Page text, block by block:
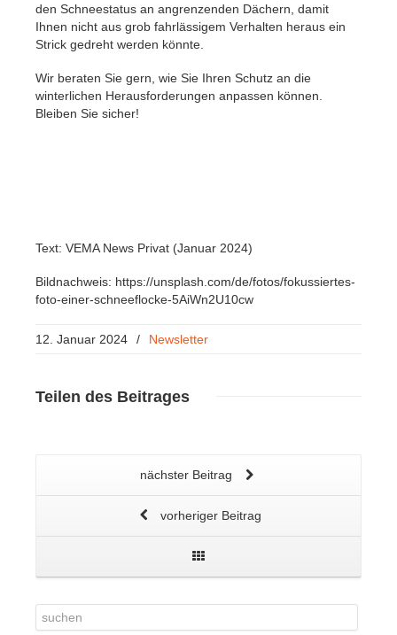
den Schneestatus an angrenzenden Dächern, damit
Ihnen nicht aus grob fahrlässigem Verhalten heraus ein
Strick gedreht werden könnte.
Wir beraten Sie gern, wie Sie Ihren Schutz an die
winterlichen Herausforderungen anpassen können.
Bleiben Sie sicher!
Text: VEMA News Privat (Januar 2024)
Bildnachweis: https://unsplash.com/de/fotos/fokussiertes-
foto-einer-schneeflocke-5AiWn2U10cw
12. Januar 2024 / Newsletter
Teilen des Beitrages
nächster Beitrag
vorheriger Beitrag